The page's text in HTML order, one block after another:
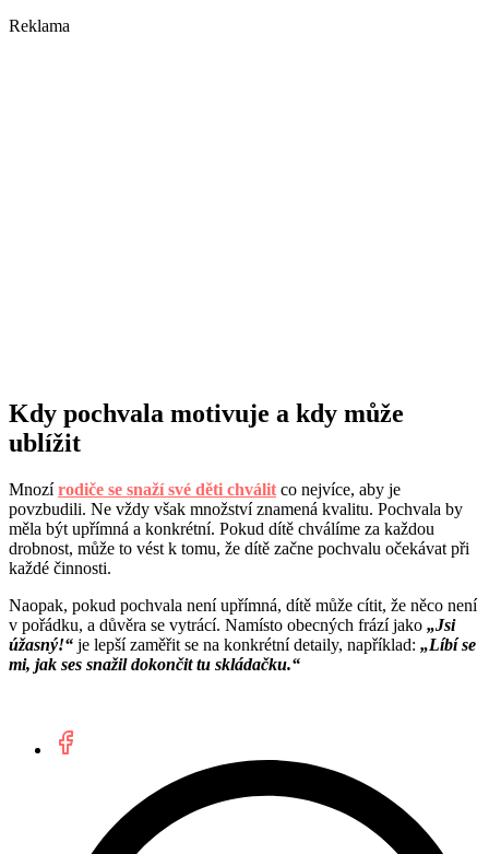
Reklama
Kdy pochvala motivuje a kdy může
ublížit
Mnozírodiče se snaží své děti chválit co nejvíce, aby je
povzbudili. Ne vždy však množství znamená kvalitu. Pochvala by
měla být upřímná a konkrétní. Pokud dítě chválíme za každou
drobnost, může to vést k tomu, že dítě začne pochvalu očekávat při
každé činnosti.
Naopak, pokud pochvala není upřímná, dítě může cítit, že něco není
v pořádku, a důvěra se vytrácí. Namísto obecných frází jako „Jsi
úžasný!“ je lepší zaměřit se na konkrétní detaily, například: „Líbí se
mi, jak ses snažil dokončit tu skládačku.“